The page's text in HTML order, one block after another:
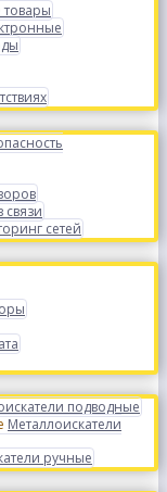
связи
сетей
подводные
Металлоискатели
ручные